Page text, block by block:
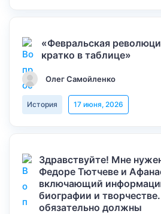
«Февральская
кратко в таблице»
Олег Самойленко
История 17 июня, 2026
Здравствуйте! Мне
Федоре Тютчеве и
включающий
биографии и
обязательно должны